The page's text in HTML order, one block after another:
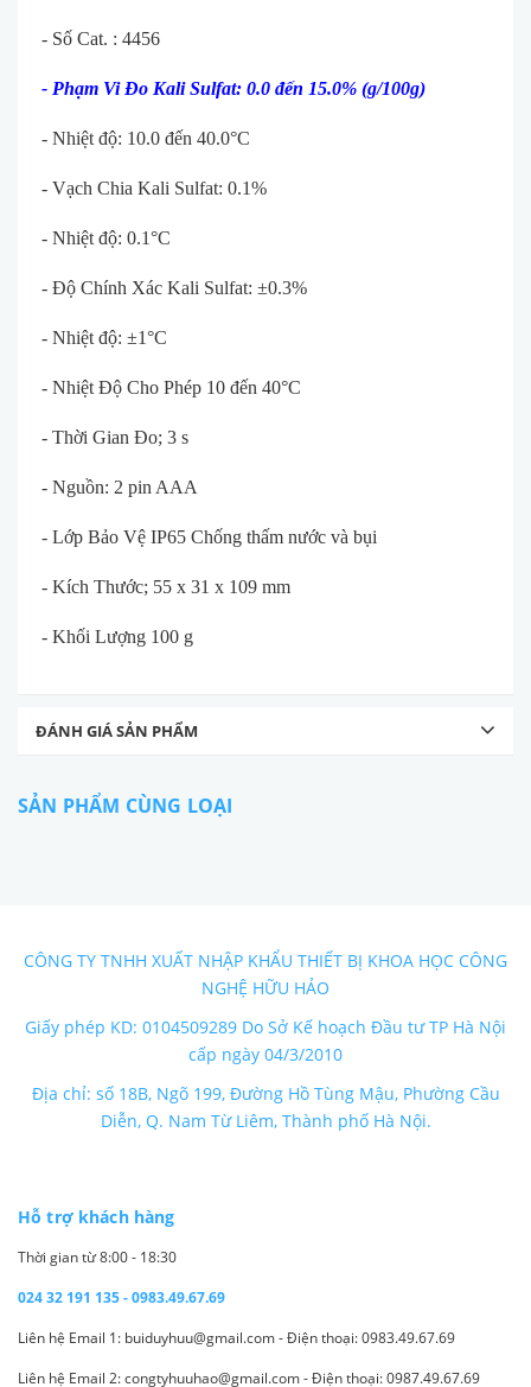
- Số Cat. : 4456
- Phạm Vi Đo Kali Sulfat: 0.0 đến 15.0% (g/100g)
- Nhiệt độ: 10.0 đến 40.0°C
- Vạch Chia Kali Sulfat: 0.1%
- Nhiệt độ: 0.1°C
- Độ Chính Xác Kali Sulfat: ±0.3%
- Nhiệt độ: ±1°C
- Nhiệt Độ Cho Phép 10 đến 40°C
- Thời Gian Đo; 3 s
- Nguồn: 2 pin AAA
- Lớp Bảo Vệ IP65 Chống thấm nước và bụi
- Kích Thước; 55 x 31 x 109 mm
- Khối Lượng 100 g
ĐÁNH GIÁ SẢN PHẨM
SẢN PHẨM CÙNG LOẠI
CÔNG TY TNHH XUẤT NHẬP KHẨU THIẾT BỊ KHOA HỌC CÔNG
NGHỆ HỮU HẢO
Giấy phép KD: 0104509289 Do Sở Kế hoạch Đầu tư TP Hà Nội
cấp ngày 04/3/2010
Địa chỉ: số 18B, Ngõ 199, Đường Hồ Tùng Mậu, Phường Cầu
Diễn, Q. Nam Từ Liêm, Thành phố Hà Nội.
Hỗ trợ khách hàng
Thời gian từ 8:00 - 18:30
024 32 191 135 - 0983.49.67.69
Liên hệ Email 1: buiduyhuu@gmail.com - Điện thoại: 0983.49.67.69
Liên hệ Email 2: congtyhuuhao@gmail.com - Điện thoại: 0987.49.67.69